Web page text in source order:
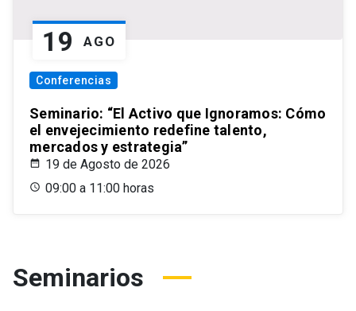
19 AGO
Conferencias
Seminario: “El Activo que Ignoramos: Cómo
el envejecimiento redefine talento,
mercados y estrategia”
19 de Agosto de 2026
09:00 a 11:00 horas
Seminarios